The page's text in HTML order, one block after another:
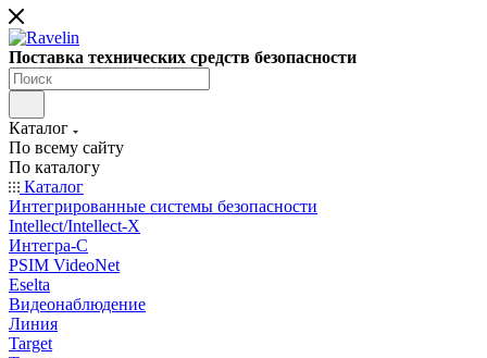
Поставка технических средств безопасности
Каталог
По всему сайту
По каталогу
Каталог
Интегрированные системы безопасности
Intellect/Intellect-X
Интегра-С
PSIM VideoNet
Eselta
Видеонаблюдение
Линия
Target